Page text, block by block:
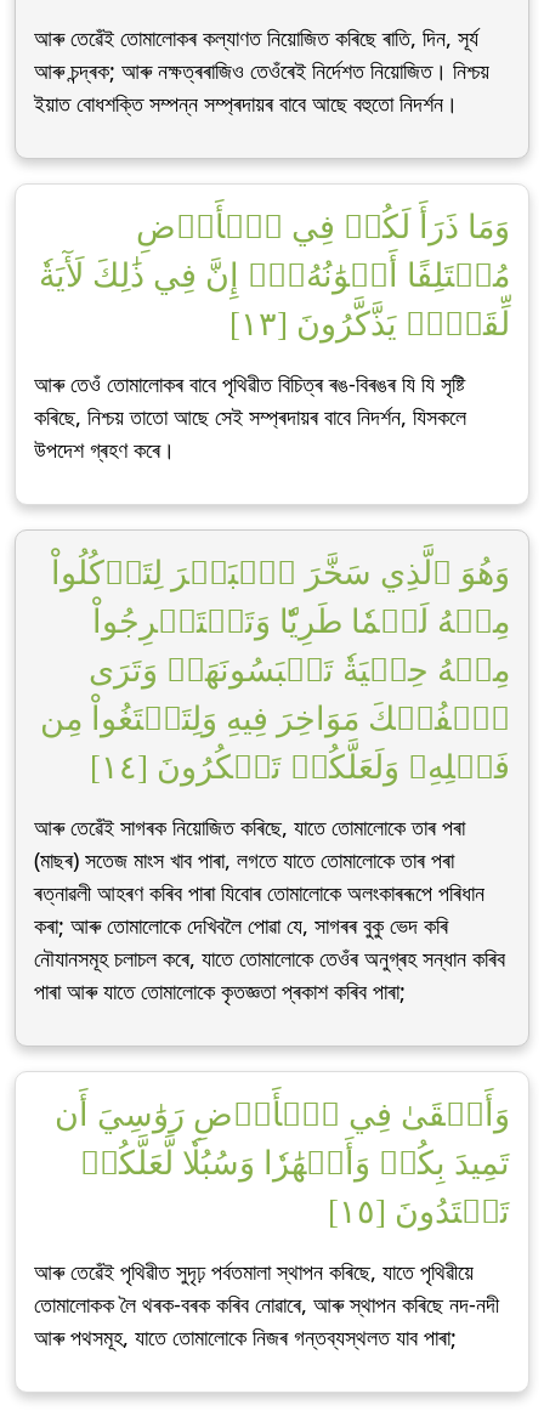
আৰু তেৱেঁই তোমালোকৰ কল্যাণত নিয়োজিত কৰিছে ৰাতি, দিন, সূৰ্য
আৰু চন্দ্ৰক; আৰু নক্ষত্ৰৰাজিও তেওঁৰেই নিৰ্দেশত নিয়োজিত। নিশ্চয়
ইয়াত বোধশক্তি সম্পন্ন সম্প্ৰদায়ৰ বাবে আছে বহুতো নিদৰ্শন।
وَمَا ذَرَأَ لَكُمۡ فِي ٱلۡأَرۡضِ
مُخۡتَلِفًا أَلۡوَٰنُهُۥٓۚ إِنَّ فِي ذَٰلِكَ لَأٓيَةٗ
لِّقَوۡمٖ يَذَّكَّرُونَ [١٣]
আৰু তেওঁ তোমালোকৰ বাবে পৃথিৱীত বিচিত্ৰ ৰঙ-বিৰঙৰ যি যি সৃষ্টি
কৰিছে, নিশ্চয় তাতো আছে সেই সম্প্ৰদায়ৰ বাবে নিদৰ্শন, যিসকলে
উপদেশ গ্ৰহণ কৰে।
وَهُوَ ٱلَّذِي سَخَّرَ ٱلۡبَحۡرَ لِتَأۡكُلُواْ
مِنۡهُ لَحۡمٗا طَرِيّٗا وَتَسۡتَخۡرِجُواْ
مِنۡهُ حِلۡيَةٗ تَلۡبَسُونَهَاۖ وَتَرَى
ٱلۡفُلۡكَ مَوَاخِرَ فِيهِ وَلِتَبۡتَغُواْ مِن
فَضۡلِهِۦ وَلَعَلَّكُمۡ تَشۡكُرُونَ [١٤]
আৰু তেৱেঁই সাগৰক নিয়োজিত কৰিছে, যাতে তোমালোকে তাৰ পৰা
(মাছৰ) সতেজ মাংস খাব পাৰা, লগতে যাতে তোমালোকে তাৰ পৰা
ৰত্নাৱলী আহৰণ কৰিব পাৰা যিবোৰ তোমালোকে অলংকাৰৰূপে পৰিধান
কৰা; আৰু তোমালোকে দেখিবলৈ পোৱা যে, সাগৰৰ বুকু ভেদ কৰি
নৌযানসমূহ চলাচল কৰে, যাতে তোমালোকে তেওঁৰ অনুগ্ৰহ সন্ধান কৰিব
পাৰা আৰু যাতে তোমালোকে কৃতজ্ঞতা প্ৰকাশ কৰিব পাৰা;
وَأَلۡقَىٰ فِي ٱلۡأَرۡضِ رَوَٰسِيَ أَن
تَمِيدَ بِكُمۡ وَأَنۡهَٰرٗا وَسُبُلٗا لَّعَلَّكُمۡ
تَهۡتَدُونَ [١٥]
আৰু তেৱেঁই পৃথিৱীত সুদৃঢ় পৰ্বতমালা স্থাপন কৰিছে, যাতে পৃথিৱীয়ে
তোমালোকক লৈ থৰক-বৰক কৰিব নোৱাৰে, আৰু স্থাপন কৰিছে নদ-নদী
আৰু পথসমূহ, যাতে তোমালোকে নিজৰ গন্তব্যস্থলত যাব পাৰা;